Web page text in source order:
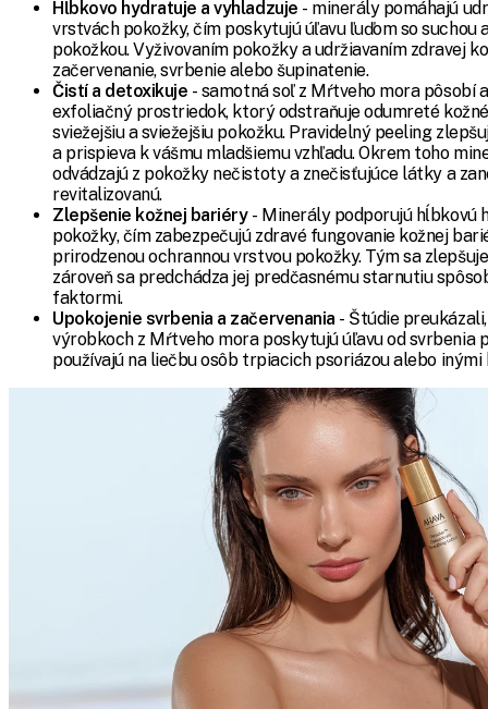
Hĺbkovo hydratuje a vyhladzuje - minerály pomáhajú
vrstvách pokožky, čím poskytujú úľavu ľuďom so suchou
pokožkou. Vyživovaním pokožky a udržiavaním zdravej
začervenanie, svrbenie alebo šupinatenie.
Čistí a detoxikuje - samotná soľ z Mŕtveho mora pôsobí
exfoliačný prostriedok, ktorý odstraňuje odumreté
sviežejšiu a sviežejšiu pokožku. Pravidelný peeling
a prispieva k vášmu mladšiemu vzhľadu. Okrem toho
odvádzajú z pokožky nečistoty a znečisťujúce látky a
revitalizovanú.
Zlepšenie kožnej bariéry - Minerály podporujú hĺbkovú
pokožky, čím zabezpečujú zdravé fungovanie kožnej
prirodzenou ochrannou vrstvou pokožky. Tým sa
zároveň sa predchádza jej predčasnému starnutiu
faktormi.
Upokojenie svrbenia a začervenania - Štúdie
výrobkoch z Mŕtveho mora poskytujú úľavu od svrbenia
používajú na liečbu osôb trpiacich psoriázou alebo inými